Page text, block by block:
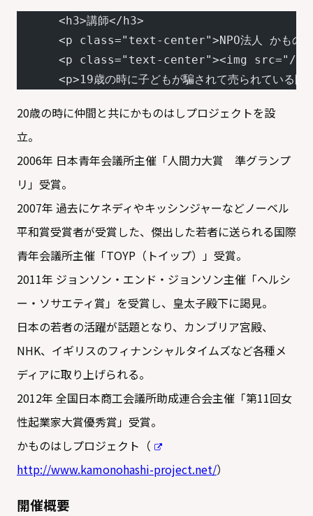
      <h3>講師</h3>
<p class="text-center">NPO法人 かものは
<p class="text-center"><img src="/
<p>19歳の時に子どもが騙されて売られている問
20歳の時に仲間と共にかものはしプロジェクトを設
立。
2006年 日本青年会議所主催「人間力大賞 準グランプ
リ」受賞。
2007年 過去にケネディやキッシンジャーなどノーベル
平和賞受賞者が受賞した、傑出した若者に送られる国際
青年会議所主催「TOYP（トイップ）」受賞。
2011年 ジョンソン・エンド・ジョンソン主催「ヘルシ
ー・ソサエティ賞」を受賞し、皇太子殿下に謁見。
日本の若者の活躍が話題となり、カンブリア宮殿、
NHK、イギリスのフィナンシャルタイムズなど各種メ
ディアに取り上げられる。
2012年 全国日本商工会議所助成連合会主催「第11回女
性起業家大賞優秀賞」受賞。
かものはしプロジェクト（
http://www.kamonohashi-project.net/）
開催概要